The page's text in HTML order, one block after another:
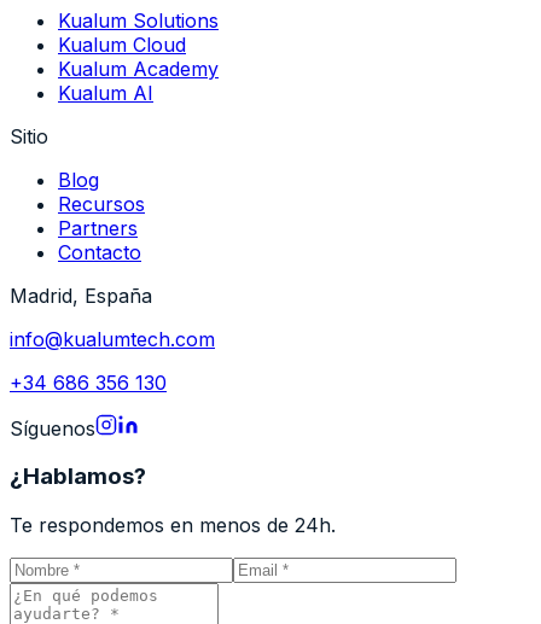
Kualum Solutions
Kualum Cloud
Kualum Academy
Kualum AI
Sitio
Blog
Recursos
Partners
Contacto
Madrid, España
info@kualumtech.com
+34 686 356 130
Síguenos
¿Hablamos?
Te respondemos en menos de 24h.